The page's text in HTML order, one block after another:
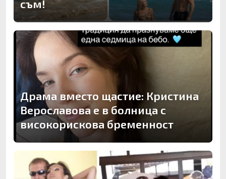
съм!
Драма вместо щастие: Кристина
Верославова е в болница с
високорискова бременност